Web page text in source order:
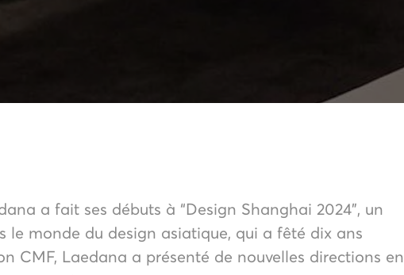
a fait ses débuts à “Design Shanghai 2024”, un
le monde du design asiatique, qui a fêté dix ans
CMF, Laedana a présenté de nouvelles directions en